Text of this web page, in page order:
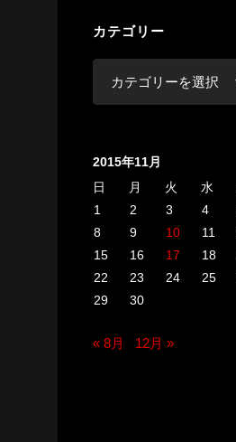
ブ
カテゴリー
ー
2015年11月
日
月 火 水
1
2 3 4
8
9 10 11
15
16 17 18
22
23 24 25
29
30
« 8月 12月 »